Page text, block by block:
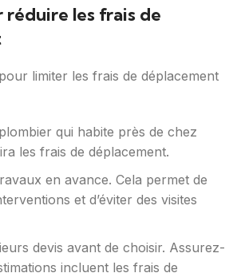
réduire les frais de
limiter les frais de déplacement
qui habite près de chez
les frais de déplacement.
en avance. Cela permet de
et d’éviter des visites
devis avant de choisir. Assurez-
incluent les frais de